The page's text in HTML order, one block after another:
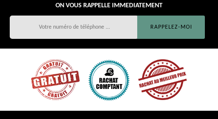
ON VOUS RAPPELLE IMMEDIATEMENT